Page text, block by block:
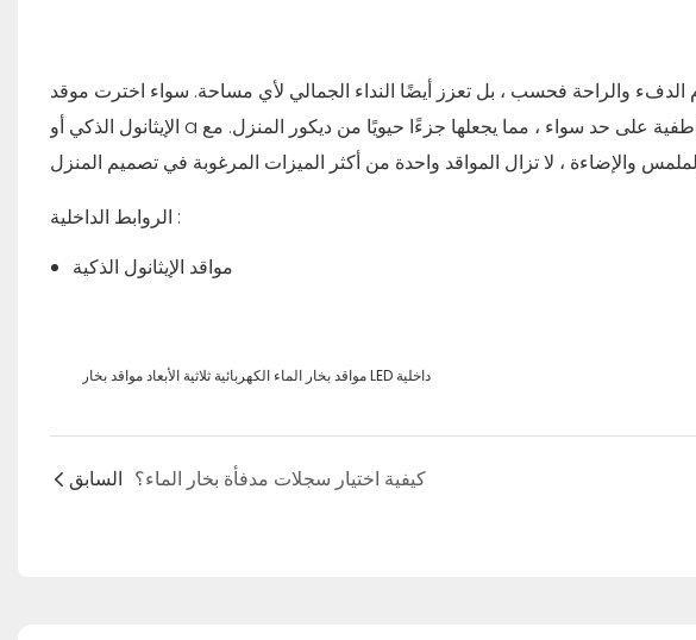
الدفء والراحة فحسب ، بل تعزز أيضًا النداء الجمالي لأي مساحة. سواء اخترت موقد
الإيثانول الذكي أو a على حد سواء ، مما يجعلها جزءًا حيويًا من ديكور المنزل. مع
:
مواقد الإيثانول الذكية
مواقد بخار الماء الكهربائية ثلاثية الأبعاد مواقد بخار LED داخلية
السابق كيفية اختيار سجلات مدفأة بخار الماء؟